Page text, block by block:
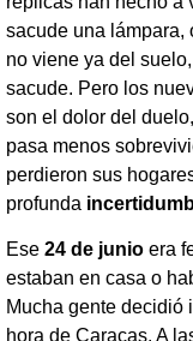
sacude una lámpara,
no viene ya del
sacude. Pero los
son el dolor del
pasa menos
perdieron sus
profunda
Ese 24 de junio era
estaban en casa o
Mucha gente decidió
hora de Caracas. A